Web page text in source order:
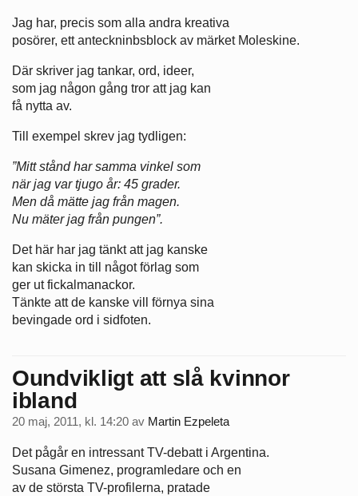
Jag har, precis som alla andra kreativa
posörer, ett anteckninbsblock av märket Moleskine.
Där skriver jag tankar, ord, ideer,
som jag någon gång tror att jag kan
få nytta av.
Till exempel skrev jag tydligen:
”Mitt stånd har samma vinkel som
när jag var tjugo år: 45 grader.
Men då mätte jag från magen.
Nu mäter jag från pungen”.
Det här har jag tänkt att jag kanske
kan skicka in till något förlag som
ger ut fickalmanackor.
Tänkte att de kanske vill förnya sina
bevingade ord i sidfoten.
Oundvikligt att slå kvinnor
ibland
20 maj, 2011, kl. 14:20 av Martin Ezpeleta
Det pågår en intressant TV-debatt i Argentina.
Susana Gimenez, programledare och en
av de största TV-profilerna, pratade